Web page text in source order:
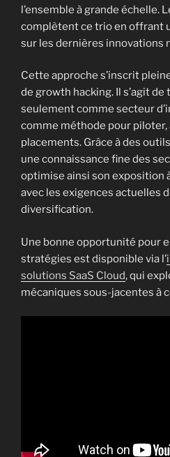
l’ensemble à grande échelle.
complètent ce trio en offrant
sur les dernières innovations
Cette approche s’inscrit
de growth hacking. Il s’agit
seulement comme secteur
comme méthode pour piloter,
placements. Grâce à des
une connaissance fine des
optimise ainsi son exposition
avec les exigences actuelles
diversification.
Une bonne opportunité pour
stratégies est disponible via l’
solutions SaaS Cloud, qui
mécaniques sous-jacentes à